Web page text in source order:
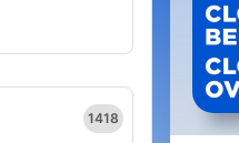
1418